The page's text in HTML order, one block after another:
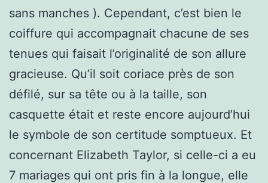
sans manches ). Cependant, c’est bien le
coiffure qui accompagnait chacune de ses
tenues qui faisait l’originalité de son allure
gracieuse. Qu’il soit coriace près de son
défilé, sur sa tête ou à la taille, son
casquette était et reste encore aujourd’hui
le symbole de son certitude somptueux. Et
concernant Elizabeth Taylor, si celle-ci a eu
7 mariages qui ont pris fin à la longue, elle